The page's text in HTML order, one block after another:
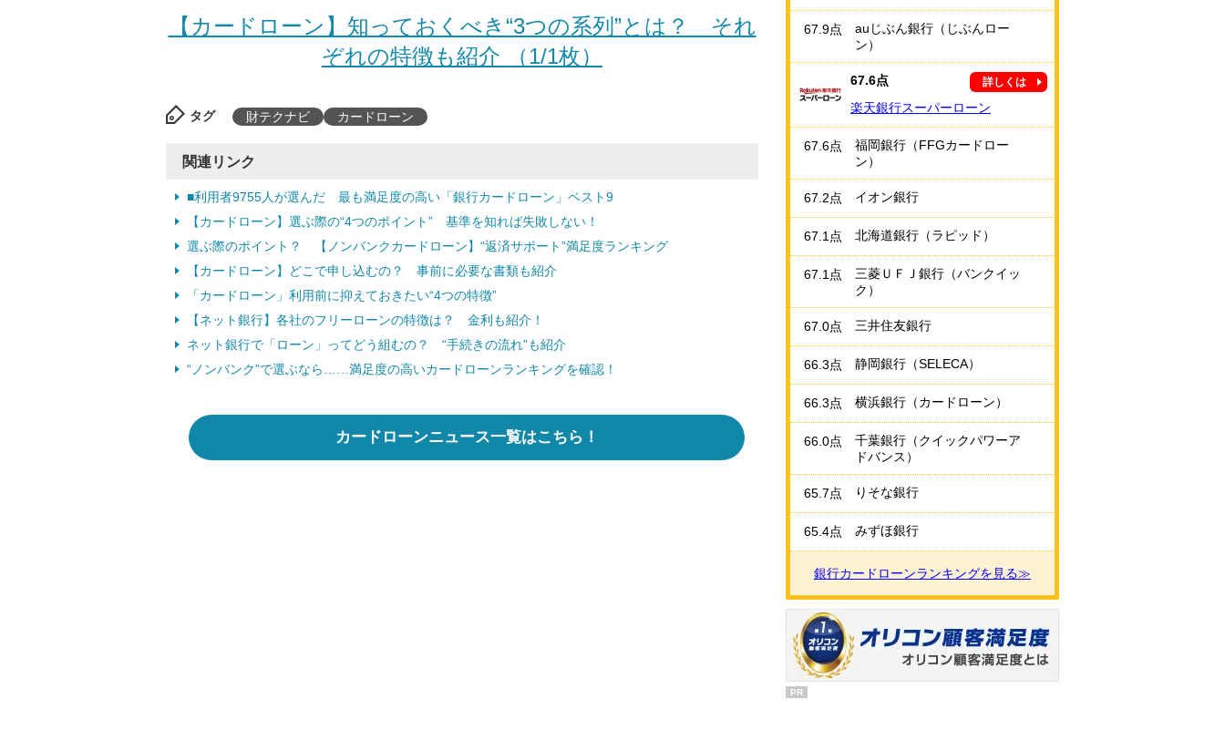
【カードローン】知っておくべき“3つの系列”とは？ それ
ぞれの特徴も紹介 （1/1枚）
タグ 財テクナビ カードローン
関連リンク
■利用者9755人が選んだ 最も満足度の高い「銀行カードローン」ベスト9
【カードローン】選ぶ際の“4つのポイント” 基準を知れば失敗しない！
選ぶ際のポイント？ 【ノンバンクカードローン】“返済サポート”満足度ランキング
【カードローン】どこで申し込むの？ 事前に必要な書類も紹介
「カードローン」利用前に抑えておきたい“4つの特徴”
【ネット銀行】各社のフリーローンの特徴は？ 金利も紹介！
ネット銀行で「ローン」ってどう組むの？ “手続きの流れ”も紹介
“ノンバンク”で選ぶなら……満足度の高いカードローンランキングを確認！
カードローンニュース一覧はこちら！
67.9点
auじぶん銀行（じぶんロー
ン）
67.6点 詳しくは
楽天銀行スーパーローン
67.6点
福岡銀行（FFGカードロー
ン）
67.2点 イオン銀行
67.1点 北海道銀行（ラピッド）
67.1点
三菱ＵＦＪ銀行（バンクイッ
ク）
67.0点 三井住友銀行
66.3点 静岡銀行（SELECA）
66.3点 横浜銀行（カードローン）
66.0点
千葉銀行（クイックパワーア
ドバンス）
65.7点 りそな銀行
65.4点 みずほ銀行
銀行カードローンランキングを見る≫
PR